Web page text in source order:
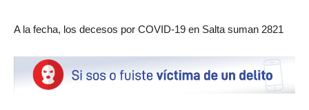
A la fecha, los decesos por COVID-19 en Salta suman 2821